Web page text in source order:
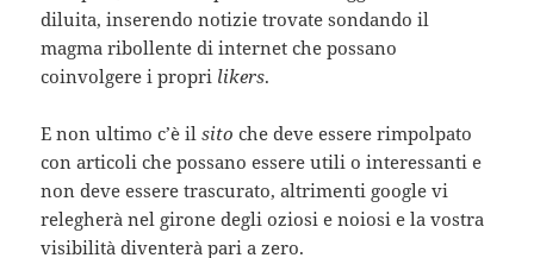
diluita, inserendo notizie trovate sondando il
magma ribollente di internet che possano
coinvolgere i propri likers.
E non ultimo c’è ilsito che deve essere rimpolpato
con articoli che possano essere utili o interessanti e
non deve essere trascurato, altrimenti google vi
relegherà nel girone degli oziosi e noiosi e la vostra
visibilità diventerà pari a zero.